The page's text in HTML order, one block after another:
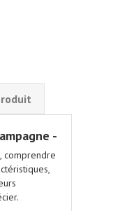
-
comprendre